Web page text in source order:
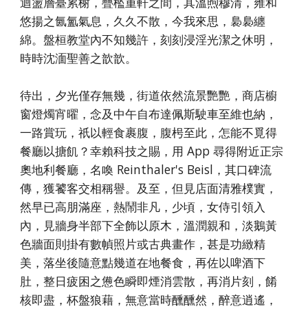
悠揚之氤氳氣息，久久不散，今我來思，裊裊纏
綿。盤桓教堂內不知幾許，刻刻浸淫光潔之休明，
時時沈湎聖善之歆歆。
待出，夕光僅存無幾，街道依然流景艷艷，商店櫥
窗燈燭宵曜，念及中午自布達佩斯駛車至維也納，
一路賞玩，祇以輕食裹腹，腹枵至此，怎能不覓得
餐廳以搪飢？幸賴科技之賜，用 App 尋得附近正宗
奧地利餐廳，名喚 Reinthaler's Beisl，其口碑流
傳，獲饕客交相稱譽。及至，但見店面清雅樸實，
然早已高朋滿座，熱鬧非凡，少頃，女侍引領入
內，見牆身半部下全飾以原木，溫潤親和，淡鵝黃
色牆面則掛有數幀照片或古典畫作，甚是功緻精
美，落坐後隨意點幾道在地餐食，再佐以啤酒下
肚，整日疲困之憊色瞬即煙消雲散，再消片刻，餚
核即盡，杯盤狼藉，無意當時醺醺然，醉意逍遙，